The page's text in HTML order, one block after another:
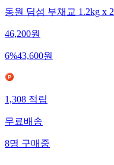
동원 딤섬 부채교 1.2kg x 2
46,200원
6%43,600원
1,308 적립
무료배송
8명 구매중